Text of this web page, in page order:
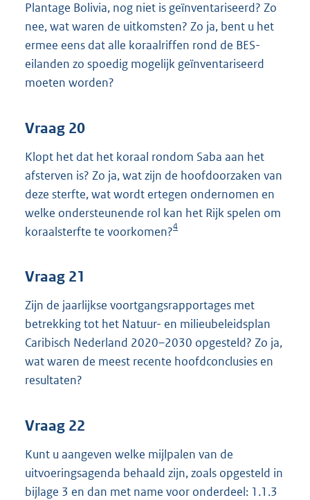
Plantage Bolivia, nog niet is geïnventariseerd? Zo
nee, wat waren de uitkomsten? Zo ja, bent u het
ermee eens dat alle koraalriffen rond de BES-
eilanden zo spoedig mogelijk geïnventariseerd
moeten worden?
Vraag 20
Klopt het dat het koraal rondom Saba aan het
afsterven is? Zo ja, wat zijn de hoofdoorzaken van
deze sterfte, wat wordt ertegen ondernomen en
welke ondersteunende rol kan het Rijk spelen om
koraalsterfte te voorkomen?4
Vraag 21
Zijn de jaarlijkse voortgangsrapportages met
betrekking tot het Natuur- en milieubeleidsplan
Caribisch Nederland 2020–2030 opgesteld? Zo ja,
wat waren de meest recente hoofdconclusies en
resultaten?
Vraag 22
Kunt u aangeven welke mijlpalen van de
uitvoeringsagenda behaald zijn, zoals opgesteld in
bijlage 3 en dan met name voor onderdeel: 1.1.3